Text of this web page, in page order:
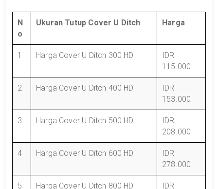
N
o
Ukuran Tutup Cover U Ditch Harga
1 Harga Cover U Ditch 300 HD
IDR
115.000
2 Harga Cover U Ditch 400 HD
IDR
153.000
3 Harga Cover U Ditch 500 HD
IDR
208.000
4 Harga Cover U Ditch 600 HD
IDR
278.000
5 Harga Cover U Ditch 800 HD IDR